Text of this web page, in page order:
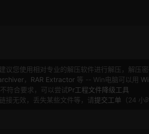
您使用相对专业的解压软件进行解压，解压密
， RAR Extractor 等 -- Win电脑可以用
符合要求，可以尝试Pr工程文件降级工具
无效，丢失某些文件等，请提交工单 （24 小